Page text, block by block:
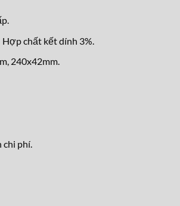
chất kết dính 3%.
240x42mm.
phí.